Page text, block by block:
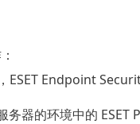
ESET Endpoint
器的环境中的 ESET